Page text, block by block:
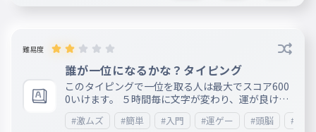
難易度
誰が一位になるかな？タイピング
このタイピングで一位を取る人は最大でスコア600
0いけます。 ５時間毎に文字が変わり、運が良けれ
ば6000ぐらい余裕だと思います。 一位の人は、こ
のタイピングの編集権限が与えられるらしいです。
#激ムズ #簡単 #入門 #運ゲー #頭脳 #エ